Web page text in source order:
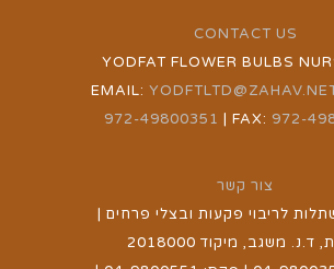
CONTACT US
YODFAT FLOWER BULBS
EMAIL:
972-49800351 | FAX: 972-
צור קשר
לריבוי פקעות ובצלי פרחים |
ד.נ. משגב, מיקוד 2018000